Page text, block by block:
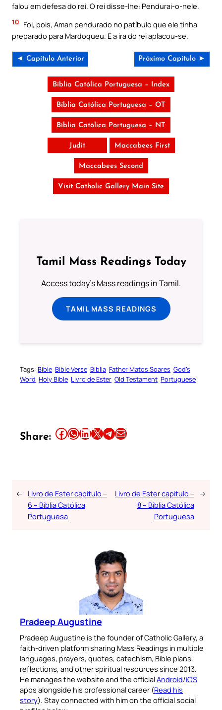
falou em defesa do rei. O rei disse-lhe: Pendurai-o-nele.
10 Foi, pois, Aman pendurado no patíbulo que ele tinha
preparado para Mardoqueu. E a ira do rei aplacou-se.
◄ Capítulo Anterior Próximo Capítulo ►
Bíblia Católica Portuguesa – Index
Bíblia Católica Portuguesa – OT
Bíblia Católica Portuguesa – NT
Judit Maccabees First
Maccabees Second
Visit Catholic Gallery Main Site
Tamil Mass Readings Today
Access today's Mass readings in Tamil.
TAMIL MASS READINGS
Tags: Bible Bible Verse Biblia Father Matos Soares God’s
Word Holy Bible Livro de Ester Old Testament Portuguese
Share: Share this article on Facebook Share this article on WhatsApp Share this article on LinkedIn Share this article on X Share this article on TelegramEmail this Article
← Livro de Ester capitulo –
6 – Bíblia Católica
Portuguesa
Livro de Ester capitulo –
8 – Bíblia Católica
Portuguesa
→
Pradeep Augustine
Pradeep Augustine is the founder of Catholic Gallery, a
faith-driven platform sharing Mass Readings in multiple
languages, prayers, quotes, catechism, Bible plans,
reflections, and other spiritual resources since 2013.
He manages the website and the officialAndroid/iOS
apps alongside his professional career (Read his
story). Stay connected with him on the official social